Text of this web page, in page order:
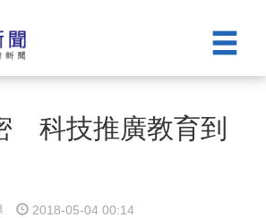
科技推廣教育到
2018-05-04 00:14